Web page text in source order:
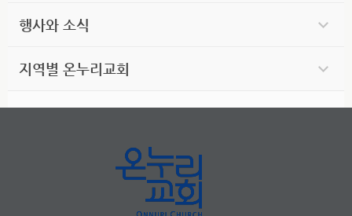
행사와 소식
지역별 온누리교회